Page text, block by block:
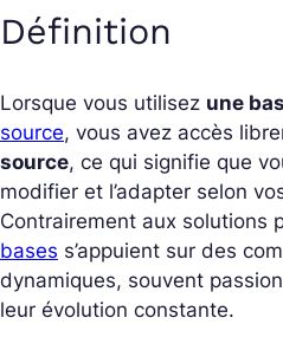
Définition
Lorsque vous utilisez une
source, vous avez accès
source, ce qui signifie que
modifier et l’adapter selon
Contrairement aux solutions
bases s’appuient sur des
dynamiques, souvent
leur évolution constante.